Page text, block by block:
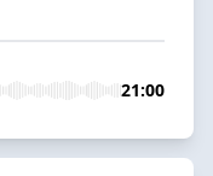
21:00